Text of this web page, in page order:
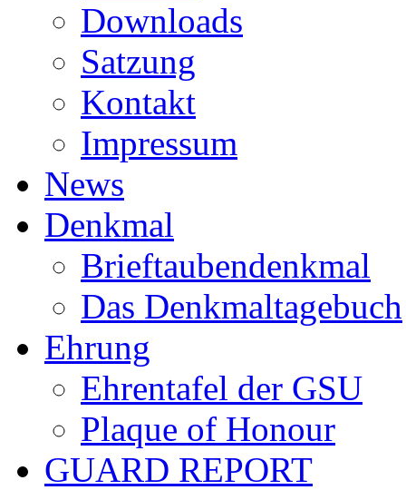
Downloads
Satzung
Kontakt
Impressum
News
Denkmal
Brieftaubendenkmal
Das Denkmaltagebuch
Ehrung
Ehrentafel der GSU
Plaque of Honour
GUARD REPORT